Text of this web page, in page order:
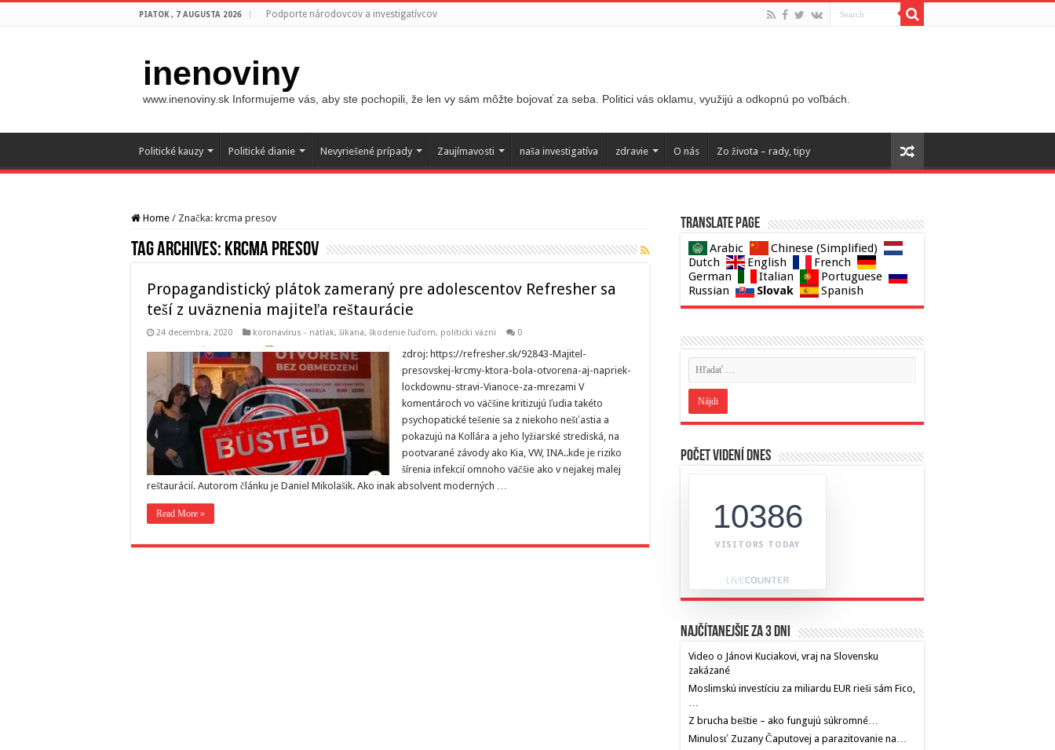
PIATOK , 7 AUGUSTA 2026 Podporte národovcov a investigatívcov
inenoviny
www.inenoviny.sk Informujeme vás, aby ste pochopili, že len vy sám môžte bojovať za seba. Politici vás oklamu, využijú a odkopnú po voľbách.
Politické kauzy Politické dianie Nevyriešené prípady Zaujímavosti naša investigatíva zdravie O nás Zo života – rady, tipy
Home / Značka: krcma presov
Tag Archives: krcma presov
Propagandistický plátok zameraný pre adolescentov Refresher sa
teší z uväznenia majiteľa reštaurácie
24 decembra, 2020 koronavírus - nátlak, šikana, škodenie ľuďom, politicki väzni 0
zdroj: https://refresher.sk/92843-Majitel-
presovskej-krcmy-ktora-bola-otvorena-aj-napriek-
lockdownu-stravi-Vianoce-za-mrezami V
komentároch vo väčšine kritizujú ľudia takéto
psychopatické tešenie sa z niekoho nešťastia a
pokazujú na Kollára a jeho lyžiarské strediská, na
pootvarané závody ako Kia, VW, INA..kde je riziko
šírenia infekcií omnoho väčšie ako v nejakej malej
reštaurácií. Autorom článku je Daniel Mikolašik. Ako inak absolvent moderných …
Read More »
Translate page
Arabic
Chinese (Simplified)
Dutch
English
French
German
Italian
Portuguese
Russian
Slovak Spanish
Počet videní dnes
10386
VISITORS TODAY
Najčítanejšie za 3 dni
Video o Jánovi Kuciakovi, vraj na Slovensku
zakázané
Moslimskú investíciu za miliardu EUR rieši sám Fico,
…
Z brucha beštie – ako fungujú súkromné…
Minulosť Zuzany Čaputovej a parazitovanie na…